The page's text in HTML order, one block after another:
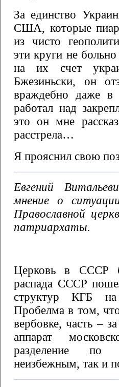
За единство
США, которые
из чисто
эти круги не
на их счет
Бжезиньски, он
враждебно даже в
работал над
это он мне
расстрела…
Я прояснил свою
Евгений
мнение о
Православной
патриархаты.
Церковь в СССР
распада СССР
структур КГБ
Пробелма в том,
вербовке, часть –
аппарат
разделение по
неизбежным, так и